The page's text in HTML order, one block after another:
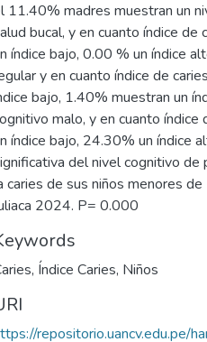
11.40% madres muestran un
bucal, y en cuanto índice
índice bajo, 0.00 % un índice
y en cuanto índice de
bajo, 1.40% muestran un
malo, y en cuanto
índice bajo, 24.30% un índice
del nivel cognitivo de
caries de sus niños menores
2024. P= 0.000
, Índice Caries, Niños
repositorio.uancv.edu.pe/